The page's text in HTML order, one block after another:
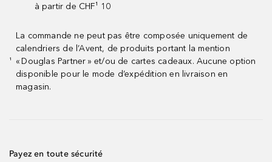
à partir de CHF¹ 10
¹
La commande ne peut pas être composée uniquement de
calendriers de l’Avent, de produits portant la mention
« Douglas Partner » et/ou de cartes cadeaux. Aucune option
disponible pour le mode d’expédition en livraison en
magasin.
Payez en toute sécurité